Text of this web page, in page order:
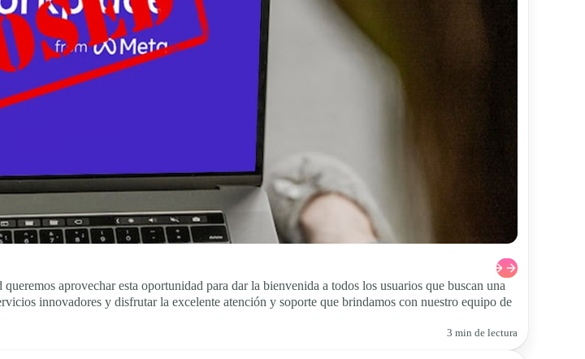
aprovechar esta oportunidad para dar la bienvenida a todos los usuarios que buscan una
innovadores y disfrutar la excelente atención y soporte que brindamos con nuestro equipo de
3 min de lectura